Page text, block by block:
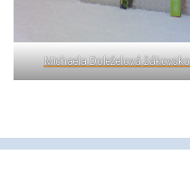
Michaela Doleželová